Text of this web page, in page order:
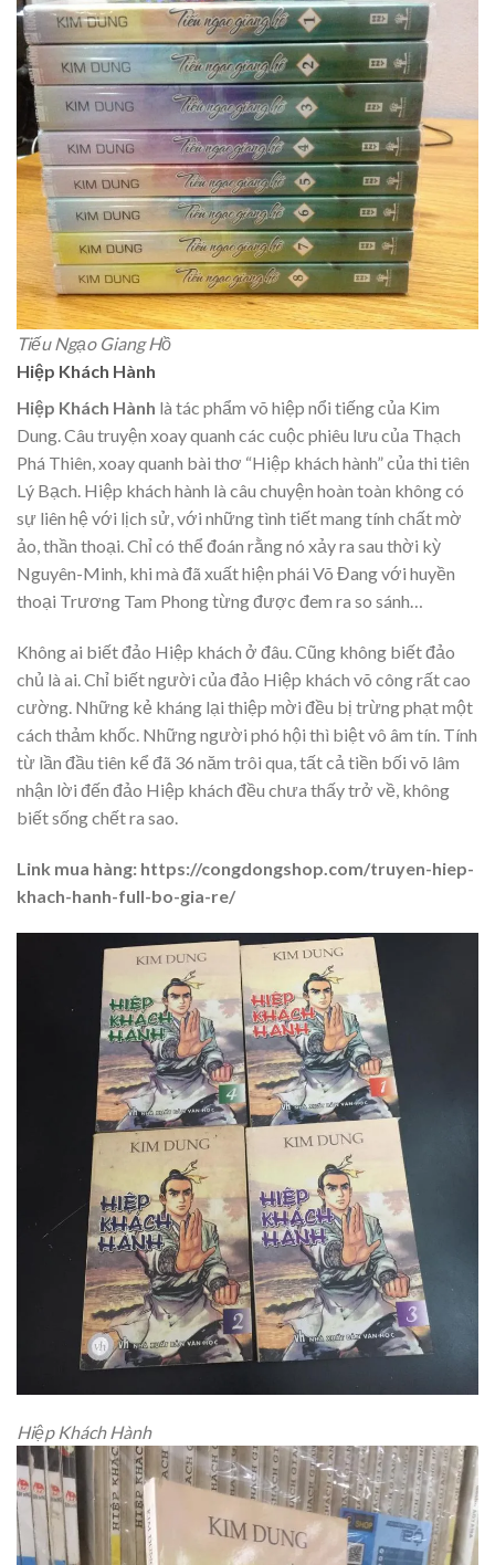
Tiếu Ngạo Giang Hồ
Hiệp Khách Hành
Hiệp Khách Hành là tác phẩm võ hiệp nổi tiếng của Kim
Dung. Câu truyện xoay quanh các cuộc phiêu lưu của Thạch
Phá Thiên, xoay quanh bài thơ “Hiệp khách hành” của thi tiên
Lý Bạch. Hiệp khách hành là câu chuyện hoàn toàn không có
sự liên hệ với lịch sử, với những tình tiết mang tính chất mờ
ảo, thần thoại. Chỉ có thể đoán rằng nó xảy ra sau thời kỳ
Nguyên-Minh, khi mà đã xuất hiện phái Võ Đang với huyền
thoại Trương Tam Phong từng được đem ra so sánh…
Không ai biết đảo Hiệp khách ở đâu. Cũng không biết đảo
chủ là ai. Chỉ biết người của đảo Hiệp khách võ công rất cao
cường. Những kẻ kháng lại thiệp mời đều bị trừng phạt một
cách thảm khốc. Những người phó hội thì biệt vô âm tín. Tính
từ lần đầu tiên kể đã 36 năm trôi qua, tất cả tiền bối võ lâm
nhận lời đến đảo Hiệp khách đều chưa thấy trở về, không
biết sống chết ra sao.
Link mua hàng: https://congdongshop.com/truyen-hiep-
khach-hanh-full-bo-gia-re/
Hiệp Khách Hành